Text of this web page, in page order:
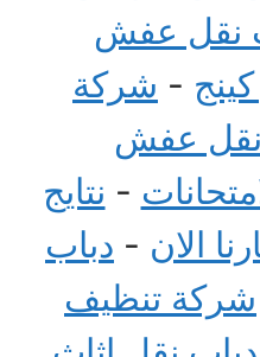
نقل عفش
- شركة
نقل عفش
- نتايج
الان - دباب
شركة تنظيف